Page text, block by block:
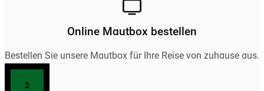
Online Mautbox bestellen
Bestellen Sie unsere Mautbox für Ihre Reise von zuhause aus.
2